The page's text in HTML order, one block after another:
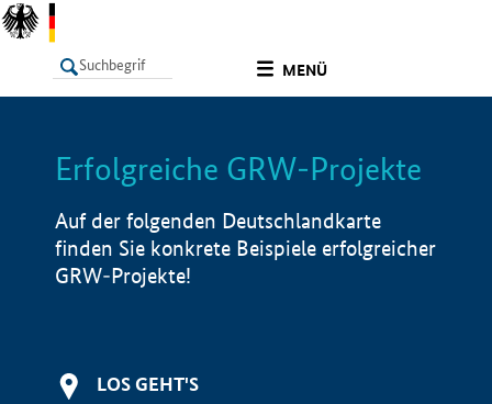
MENÜ
LISTE Info
Erfolgreiche GRW-Projekte
Auf der folgenden Deutschlandkarte
finden Sie konkrete Beispiele erfolgreicher
GRW-Projekte!
LOS GEHT'S